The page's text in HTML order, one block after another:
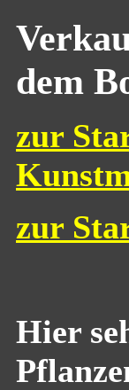
dem
zur
zur
Hier